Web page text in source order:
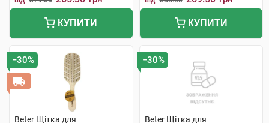
КУПИТИ КУПИТИ
−30%
Beter Щітка для
−30%
Beter Щітка для